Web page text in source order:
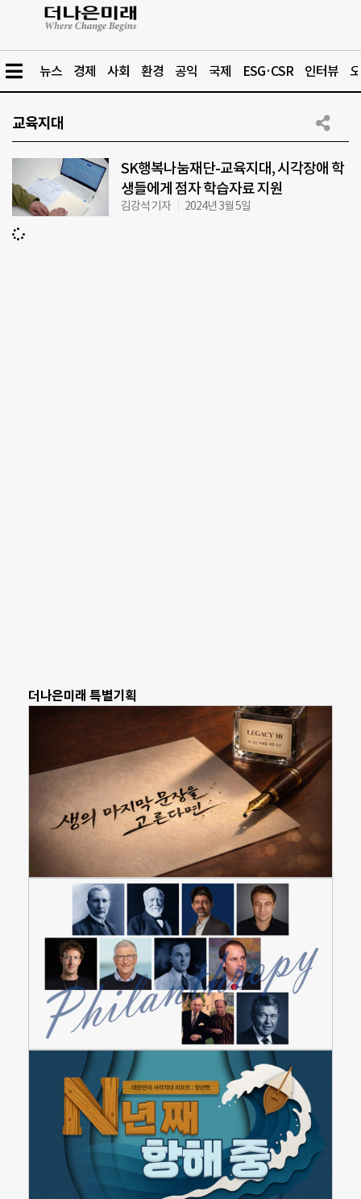
뉴스 경제 사회 환경 공익 국제 ESG·CSR 인터뷰
교육지대
SK행복나눔재단-교육지대, 시각장애 학
생들에게 점자 학습자료 지원
김강석 기자 2024년 3월 5일
더나은미래 특별기획